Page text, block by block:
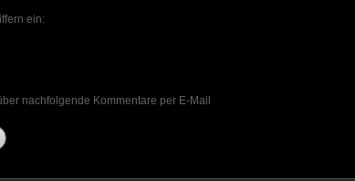
ein:
nachfolgende Kommentare per E-Mail